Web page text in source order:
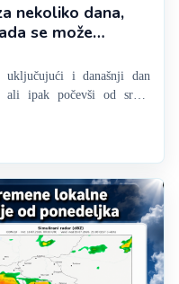
nekoliko dana,
se može
uključujući i današnji dan
ipak počevši od srede